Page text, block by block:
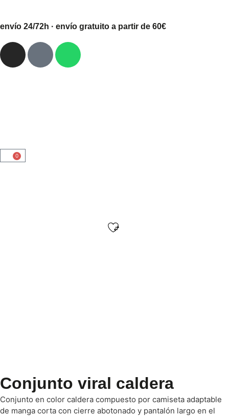
envío 24/72h · envío gratuito a partir de 60€
0
Conjunto viral caldera
Conjunto en color caldera compuesto por camiseta adaptable
de manga corta con cierre abotonado y pantalón largo en el